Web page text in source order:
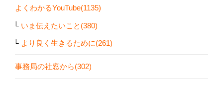
よくわかるYouTube(1135)
いま伝えたいこと(380)
より良く生きるために(261)
事務局の社窓から(302)